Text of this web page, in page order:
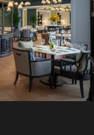
centre stage,
flavour.
bites, and an
palate, every
and delight.